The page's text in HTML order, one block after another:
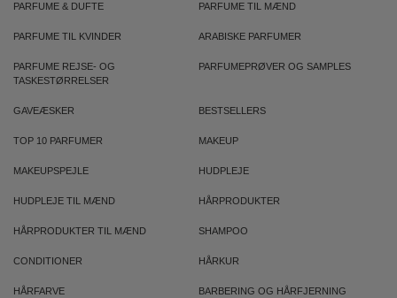
PARFUME & DUFTE PARFUME TIL MÆND
PARFUME TIL KVINDER ARABISKE PARFUMER
PARFUME REJSE- OG
TASKESTØRRELSER
PARFUMEPRØVER OG SAMPLES
GAVEÆSKER BESTSELLERS
TOP 10 PARFUMER MAKEUP
MAKEUPSPEJLE HUDPLEJE
HUDPLEJE TIL MÆND HÅRPRODUKTER
HÅRPRODUKTER TIL MÆND SHAMPOO
CONDITIONER HÅRKUR
HÅRFARVE BARBERING OG HÅRFJERNING